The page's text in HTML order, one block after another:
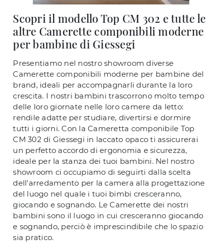
Scopri il modello Top CM 302 e tutte le
altre Camerette componibili moderne
per bambine di Giessegi
Presentiamo nel nostro showroom diverse
Camerette componibili moderne per bambine del
brand, ideali per accompagnarli durante la loro
crescita. I nostri bambini trascorrono molto tempo
delle loro giornate nelle loro camere da letto:
rendile adatte per studiare, divertirsi e dormire
tutti i giorni. Con la Cameretta componibile Top
CM 302 di Giessegi in laccato opaco ti assicurerai
un perfetto accordo di ergonomia e sicurezza,
ideale per la stanza dei tuoi bambini. Nel nostro
showroom ci occupiamo di seguirti dalla scelta
dell'arredamento per la camera alla progettazione
del luogo nel quale i tuoi bimbi cresceranno,
giocando e sognando. Le Camerette dei nostri
bambini sono il luogo in cui cresceranno giocando
e sognando, perciò è imprescindibile che lo spazio
sia pratico.